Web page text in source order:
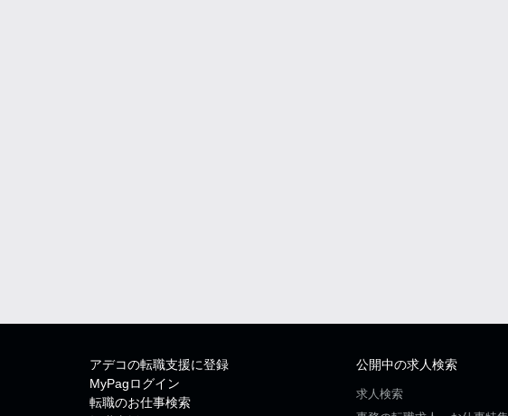
アデコの転職支援に登録
MyPagログイン
転職のお仕事検索
公開中の求人検索
求人検索